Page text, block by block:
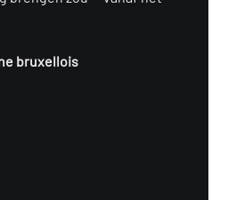
bruxellois